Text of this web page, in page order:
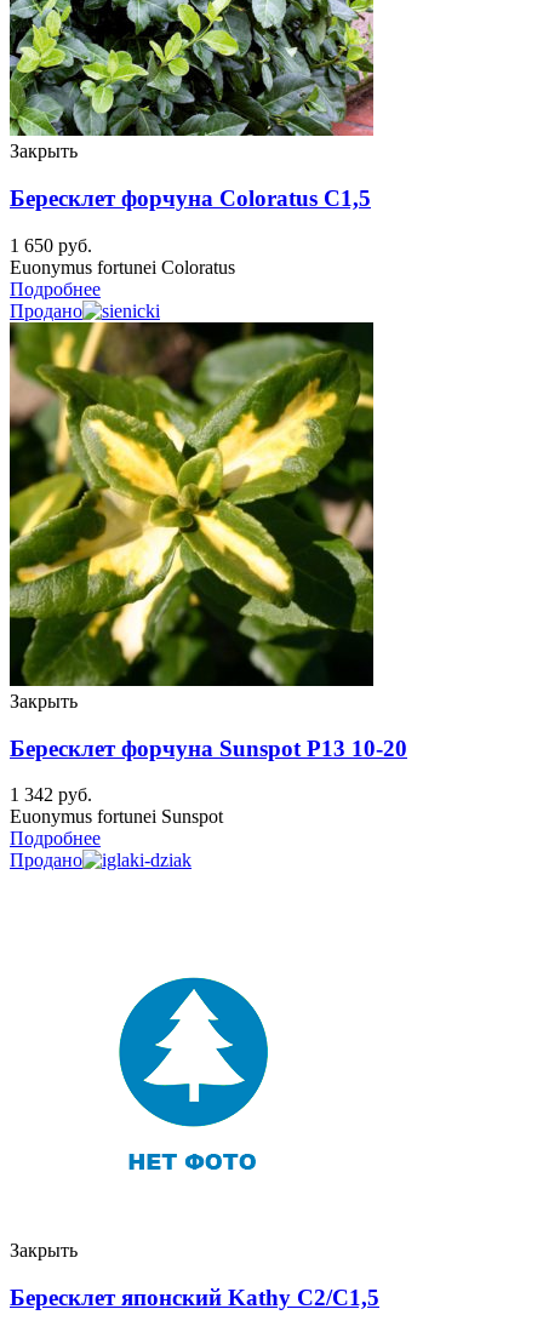
Закрыть
Бересклет форчуна Coloratus C1,5
1 650 руб.
Euonymus fortunei Coloratus
Подробнее
Продано
Закрыть
Бересклет форчуна Sunspot P13 10-20
1 342 руб.
Euonymus fortunei Sunspot
Подробнее
Продано
Закрыть
Бересклет японский Kathy C2/C1,5